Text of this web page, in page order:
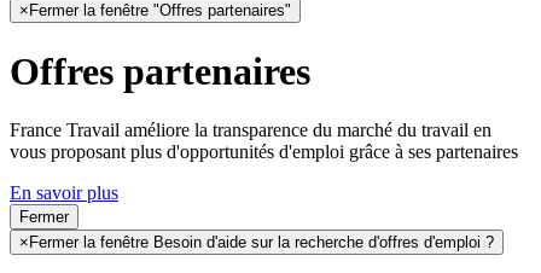
× Fermer la fenêtre "Offres partenaires"
Offres partenaires
France Travail améliore la transparence du marché du travail en
vous proposant plus d'opportunités d'emploi grâce à ses partenaires
En savoir plus
Fermer
× Fermer la fenêtre Besoin d'aide sur la recherche d'offres d'emploi ?